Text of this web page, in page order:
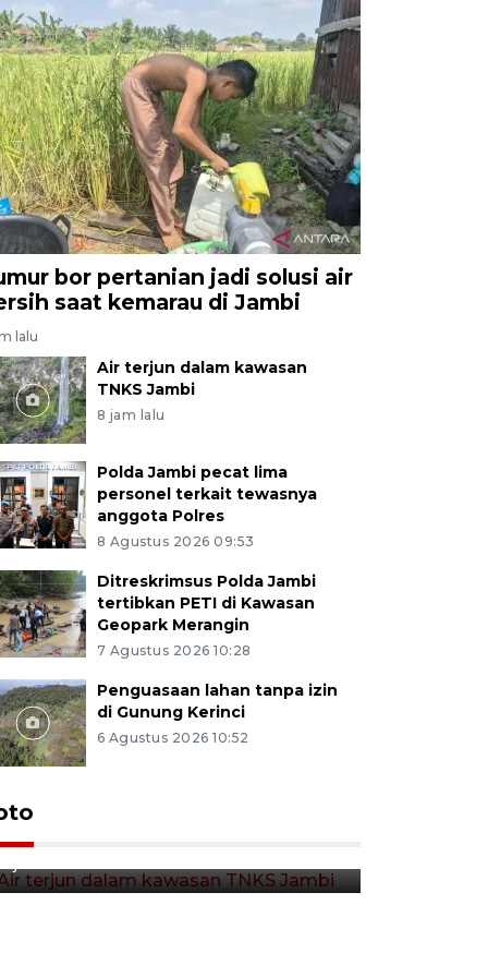
bor pertanian jadi solusi air
saat kemarau di Jambi
lalu
Air terjun dalam kawasan
TNKS Jambi
8 jam lalu
Polda Jambi pecat lima
personel terkait tewasnya
anggota Polres
8 Agustus 2026 09:53
Ditreskrimsus Polda Jambi
tertibkan PETI di Kawasan
Geopark Merangin
7 Agustus 2026 10:28
Penguasaan lahan tanpa izin
di Gunung Kerinci
6 Agustus 2026 10:52
Air terjun dalam kawasan
TNKS Jambi